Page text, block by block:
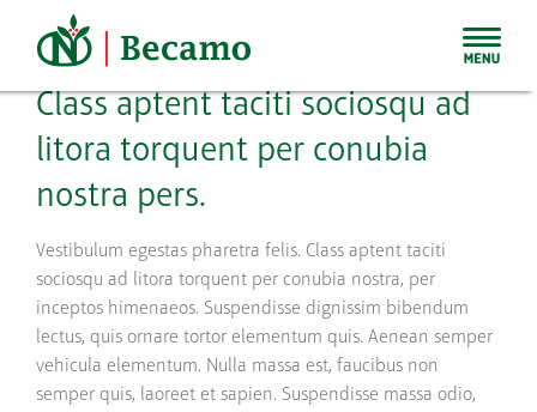
content
Class aptent taciti sociosqu ad
litora torquent per conubia
nostra pers.
Vestibulum egestas pharetra felis. Class aptent taciti
sociosqu ad litora torquent per conubia nostra, per
inceptos himenaeos. Suspendisse dignissim bibendum
lectus, quis ornare tortor elementum quis. Aenean semper
vehicula elementum. Nulla massa est, faucibus non
semper quis, laoreet et sapien. Suspendisse massa odio,